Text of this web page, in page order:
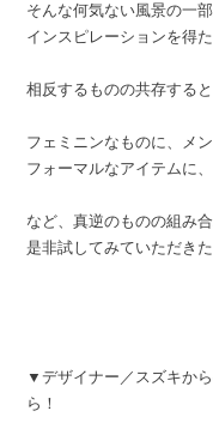
そんな何気ない風景の一部
インスピレーションを得
相反するものの共存する
フェミニンなものに、メ
フォーマルなアイテムに
など、真逆のものの組み
是非試してみていただきた
▼デザイナー／スズキか
ら！